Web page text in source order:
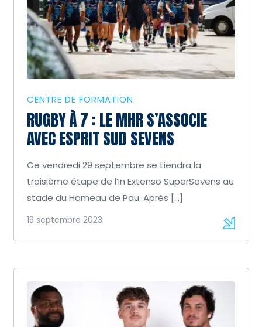
CENTRE DE FORMATION
RUGBY À 7 : LE MHR S’ASSOCIE
AVEC ESPRIT SUD SEVENS
Ce vendredi 29 septembre se tiendra la
troisième étape de l’In Extenso SuperSevens au
stade du Hameau de Pau. Après […]
19 septembre 2023